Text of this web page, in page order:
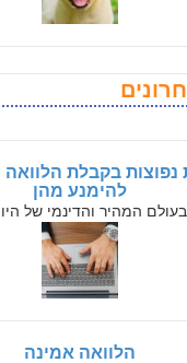
נפוצות בקבלת
להימנע מהן
בעולם המהיר והדינמי של
הלוואה אמינה